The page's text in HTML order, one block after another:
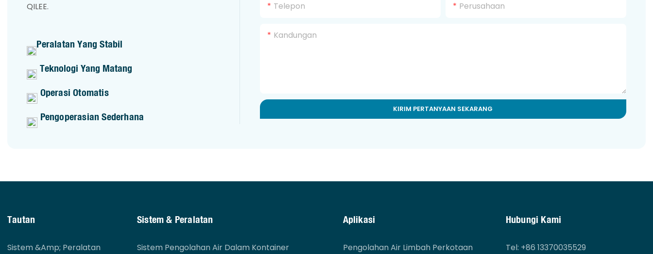
QILEE.
Peralatan Yang Stabil
Teknologi Yang Matang
Operasi Otomatis
Pengoperasian Sederhana
Telepon Perusahaan
Kandungan
KIRIM PERTANYAAN SEKARANG
Tautan
Sistem &amp; Peralatan
Sistem & Peralatan
Sistem Pengolahan Air Dalam Kontainer
Aplikasi
Pengolahan Air Limbah Perkotaan
Hubungi Kami
Tel: +86 13370035529